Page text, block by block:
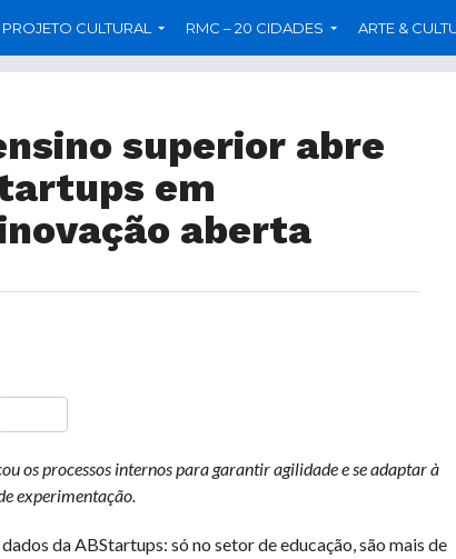
PROJETO CULTURAL RMC – 20 CIDADES ARTE &
superior abre
em
aberta
os processos internos para garantir agilidade e se adaptar à
experimentação.
da ABStartups: só no setor de educação, são mais de